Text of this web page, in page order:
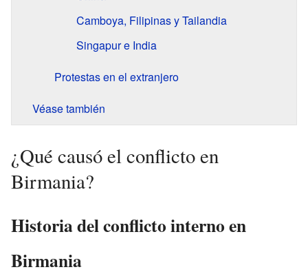
Camboya, Filipinas y Tailandia
Singapur e India
Protestas en el extranjero
Véase también
¿Qué causó el conflicto en
Birmania?
Historia del conflicto interno en
Birmania